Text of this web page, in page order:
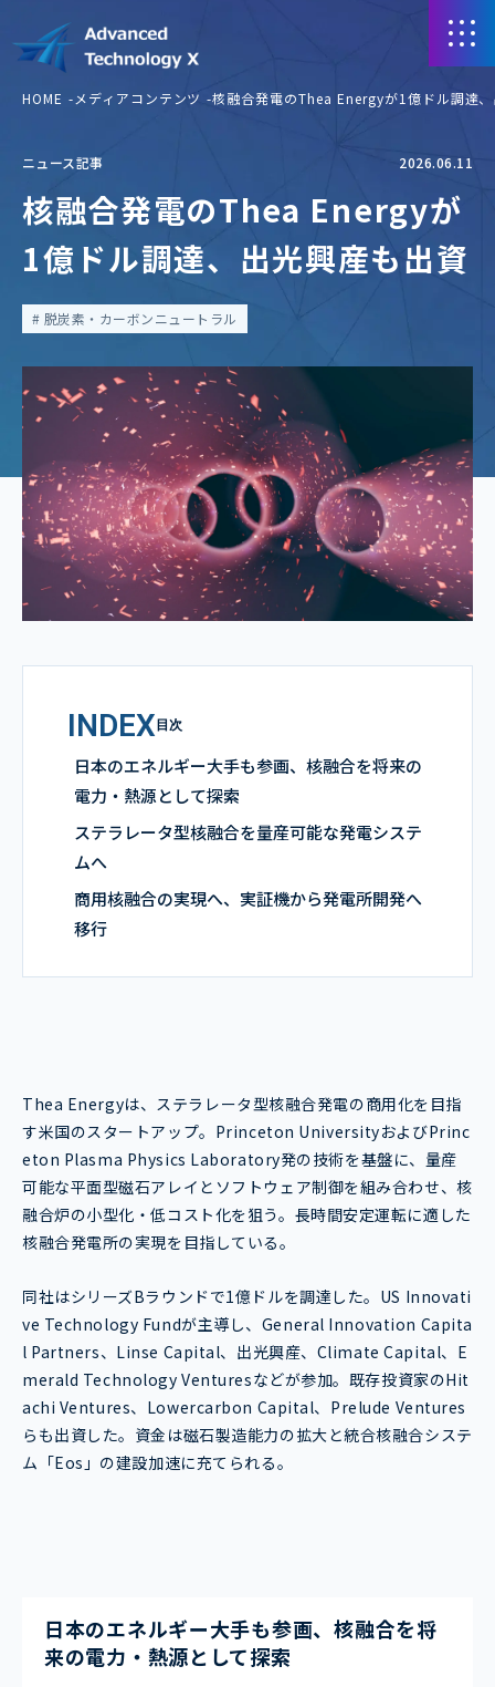
HOME メディアコンテンツ 核融合発電のThea Energyが1億ドル調達
ニュース記事 2026.06.11
核融合発電のThea Energyが
1億ドル調達、出光興産も出資
脱炭素・カーボンニュートラル
INDEX 目次
日本のエネルギー大手も参画、核融合を将来の
電力・熱源として探索
ステラレータ型核融合を量産可能な発電システ
ムへ
商用核融合の実現へ、実証機から発電所開発へ
移行
Thea Energyは、ステラレータ型核融合発電の商用化を目指
す米国のスタートアップ。Princeton UniversityおよびPrinc
eton Plasma Physics Laboratory発の技術を基盤に、量産
可能な平面型磁石アレイとソフトウェア制御を組み合わせ、核
融合炉の小型化・低コスト化を狙う。長時間安定運転に適した
核融合発電所の実現を目指している。
同社はシリーズBラウンドで1億ドルを調達した。US Innovati
ve Technology Fundが主導し、General Innovation Capita
l Partners、Linse Capital、出光興産、Climate Capital、E
merald Technology Venturesなどが参加。既存投資家のHit
achi Ventures、Lowercarbon Capital、Prelude Ventures
らも出資した。資金は磁石製造能力の拡大と統合核融合システ
ム「Eos」の建設加速に充てられる。
日本のエネルギー大手も参画、核融合を将
来の電力・熱源として探索